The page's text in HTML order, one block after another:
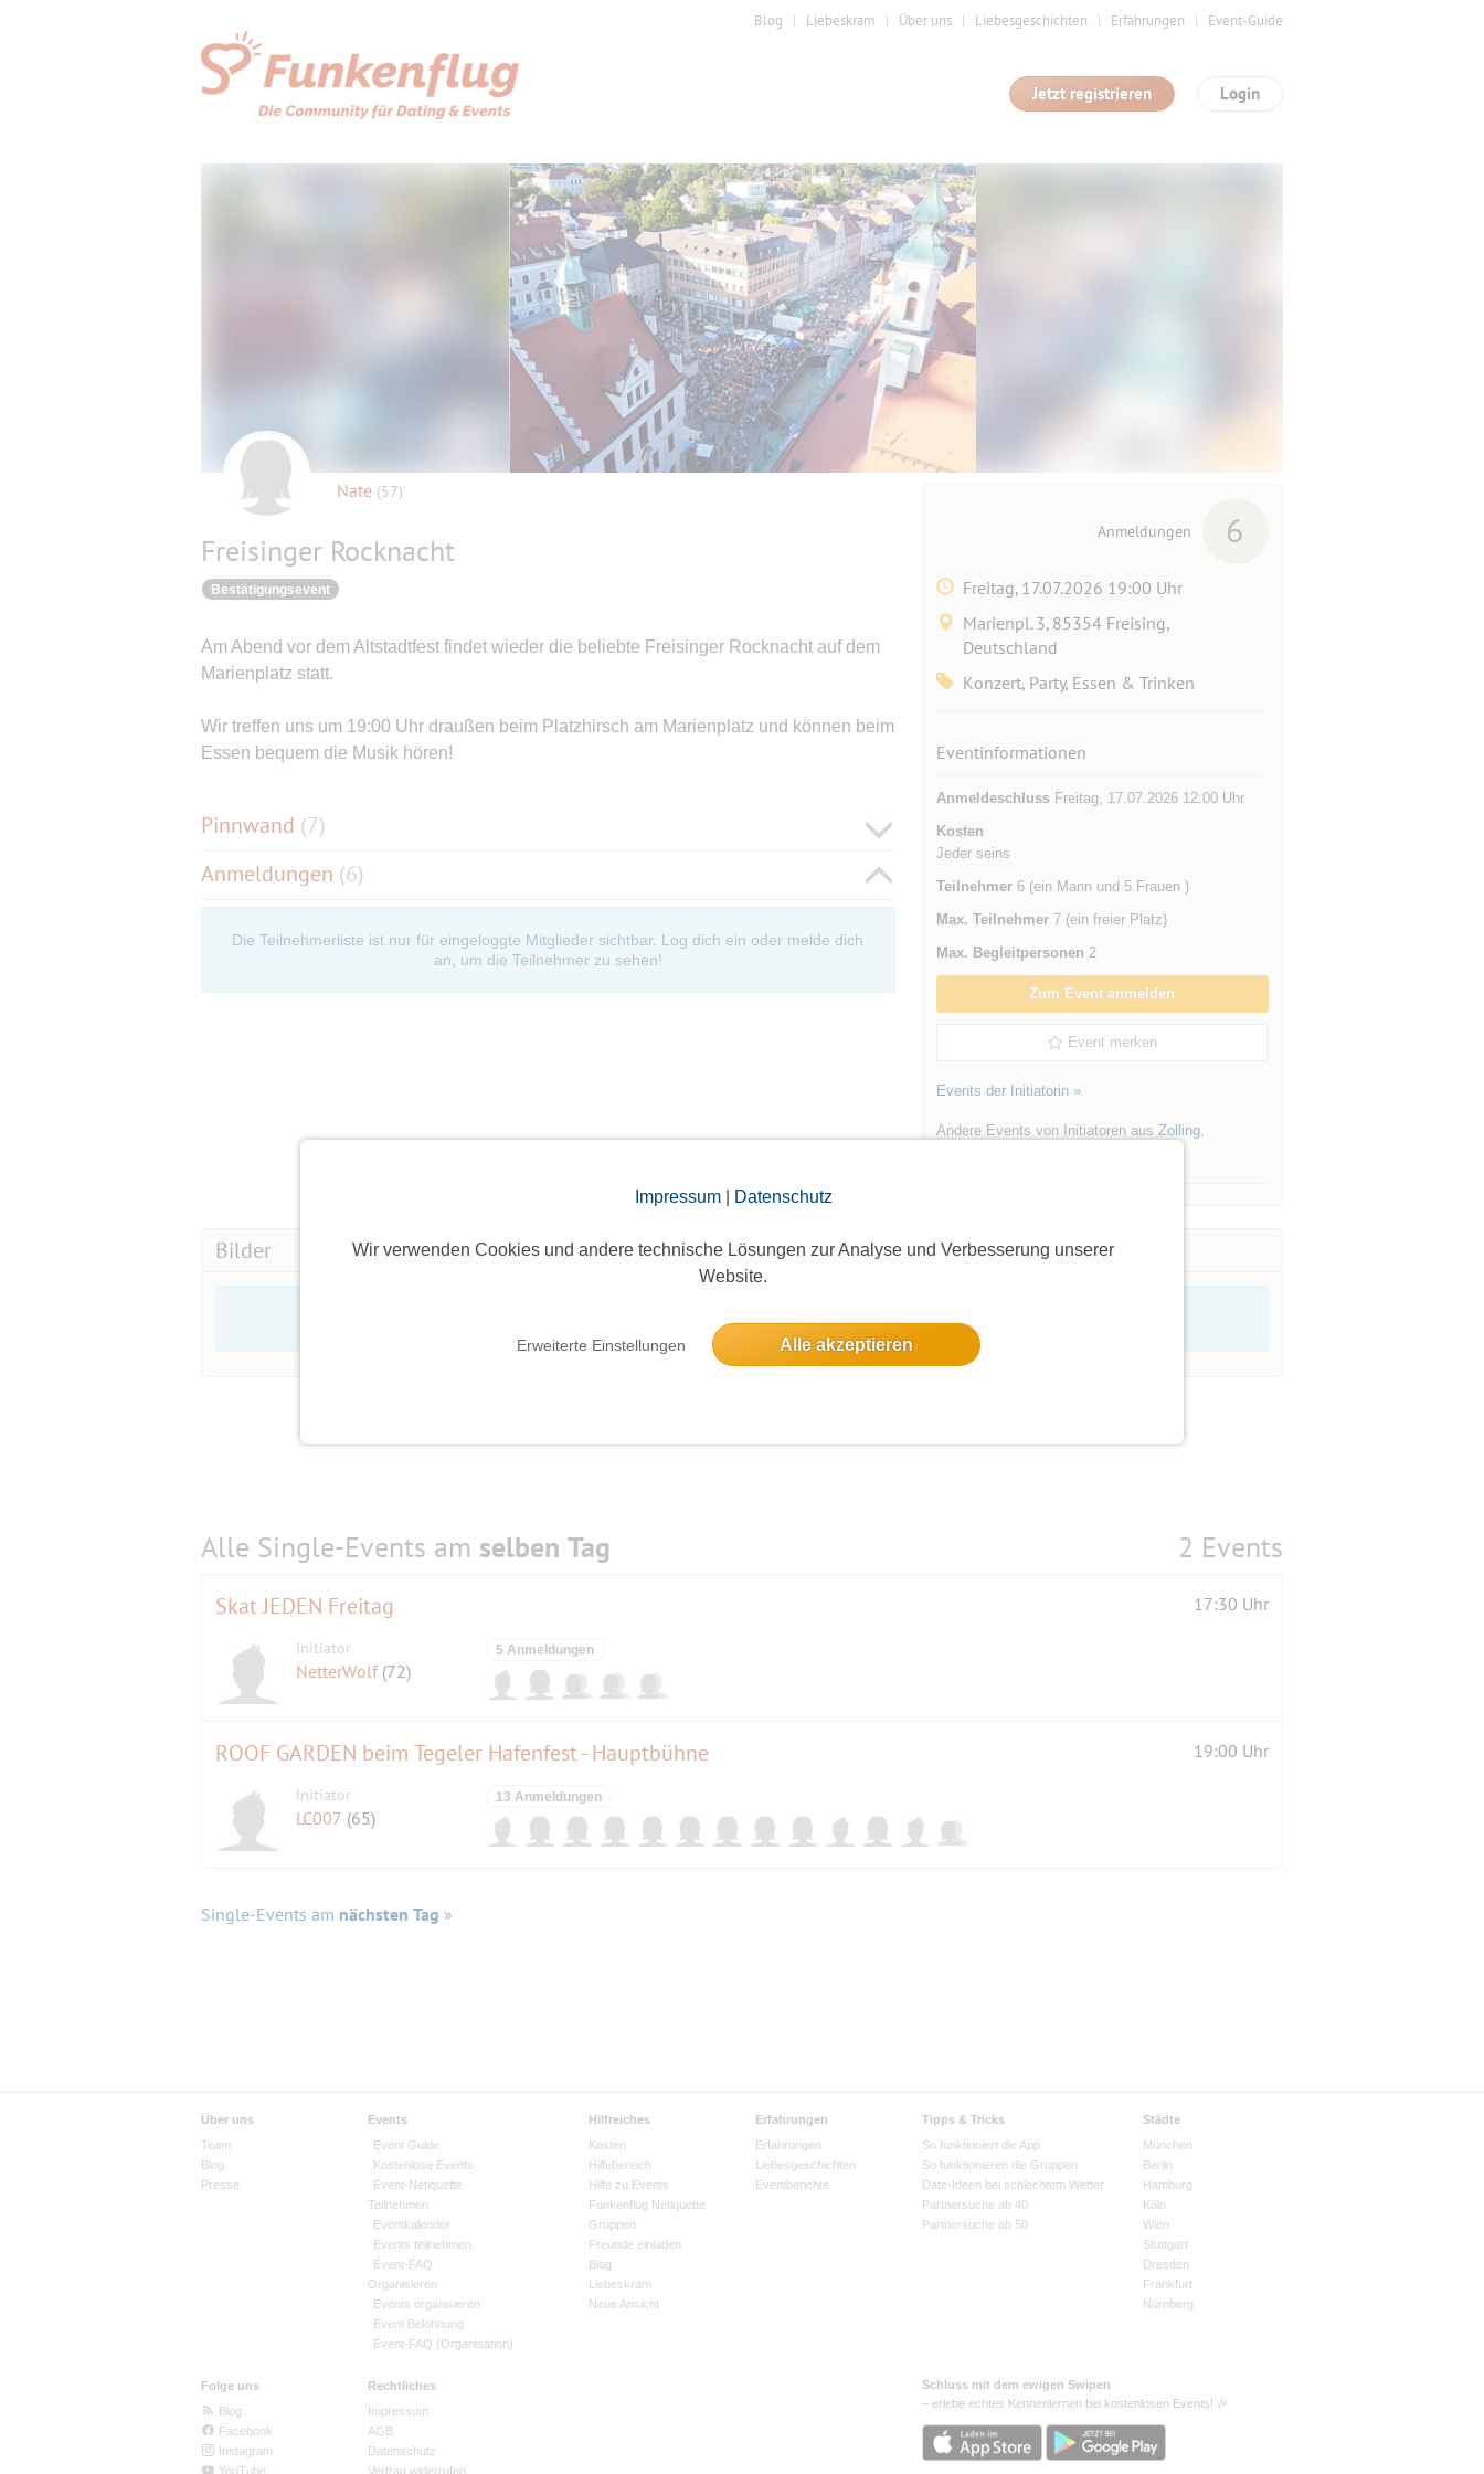
Impressum| Datenschutz
Wir verwenden Cookies und andere technische Lösungen zur Analyse und Verbesserung unserer
Website.
Erweiterte Einstellungen Alle akzeptieren
Blog Liebeskram Über uns Liebesgeschichten Erfahrungen Event-Guide
Login
Jetzt registrieren
Nate (57)
Freisinger Rocknacht
Bestätigungsevent
Am Abend vor dem Altstadtfest findet wieder die beliebte Freisinger Rocknacht auf dem
Marienplatz statt.
Wir treffen uns um 19:00 Uhr draußen beim Platzhirsch am Marienplatz und können beim
Essen bequem die Musik hören!
Pinnwand (7)
Anmeldungen (6)
Die Teilnehmerliste ist nur für eingeloggte Mitglieder sichtbar. Log dich ein oder melde dich
an, um die Teilnehmer zu sehen!
Anmeldungen 6
Freitag, 17.07.2026 19:00 Uhr
Marienpl. 3, 85354 Freising,
Deutschland
Konzert, Party, Essen & Trinken
Eventinformationen
AnmeldeschlussFreitag, 17.07.2026 12:00 Uhr
Kosten
Jeder seins
Teilnehmer6 (ein Mann und 5 Frauen )
Max. Teilnehmer7 (ein freier Platz)
Max. Begleitpersonen 2
Zum Event anmelden
Event merken
Events der Initiatorin »
Andere Events von Initiatoren aus Zolling,
Bilder
Alle Single-Events am selben Tag 2 Events
Skat JEDEN Freitag 17:30 Uhr
Initiator
NetterWolf (72)
5 Anmeldungen
ROOF GARDEN beim Tegeler Hafenfest - Hauptbühne 19:00 Uhr
Initiator
LC007 (65)
13 Anmeldungen
Single-Events am nächsten Tag »
Über uns
Team
Blog
Presse
Events
Event Guide
Kostenlose Events
Event-Netiquette
Teilnehmen
Eventkalender
Events teilnehmen
Event-FAQ
Organisieren
Events organisieren
Event Belohnung
Event-FAQ (Organisation)
Hilfreiches
Kosten
Hilfebereich
Hilfe zu Events
Funkenflug Netiquette
Gruppen
Freunde einladen
Blog
Liebeskram
Neue Ansicht
Erfahrungen
Erfahrungen
Liebesgeschichten
Eventberichte
Tipps & Tricks
So funktioniert die App
So funktionieren die Gruppen
Date-Ideen bei schlechtem Wetter
Partnersuche ab 40
Partnersuche ab 50
Städte
München
Berlin
Hamburg
Köln
Wien
Stuttgart
Dresden
Frankfurt
Nürnberg
Folge uns
Blog
Facebook
Instagram
YouTube
Rechtliches
Impressum
AGB
Datenschutz
Vertrag widerrufen
Schluss mit dem ewigen Swipen
– erlebe echtes Kennenlernen bei kostenlosen Events! 🎉